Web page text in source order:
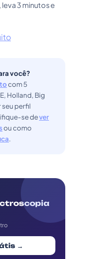
3 minutos e
você?
com 5
Holland, Big
seu perfil
se dever
ou como
.
→